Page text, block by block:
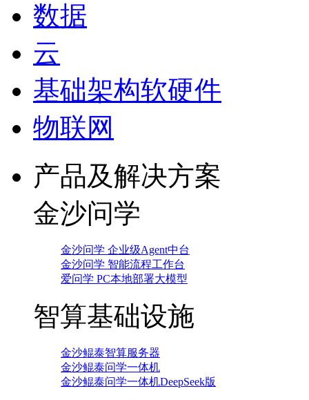
数据
云
基础架构软硬件
物联网
产品及解决方案
金沙问学
金沙问学 企业级Agent中台
金沙问学 智能流程工作台
爱问学 PC本地部署大模型
智算基础设施
金沙鲲泰智算服务器
金沙鲲泰问学一体机
金沙鲲泰问学一体机DeepSeek版